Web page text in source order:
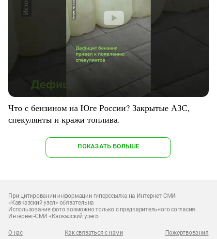
Что с бензином на Юге России? Закрытые АЗС,
спекулянты и кражи топлива.
ПОКАЗАТЬ БОЛЬШЕ
При цитировании информации гиперссылка на Интернет-СМИ
«Кавказский узел» обязательна
Использование фото возможно только с предварительного согласия
Интернет-СМИ «Кавказский узел»
О нас Как связаться с нами Пожертвования